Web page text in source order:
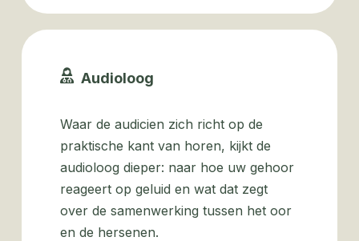
Audioloog
Waar de audicien zich richt op de
praktische kant van horen, kijkt de
audioloog dieper: naar hoe uw gehoor
reageert op geluid en wat dat zegt
over de samenwerking tussen het oor
en de hersenen.